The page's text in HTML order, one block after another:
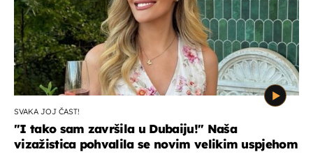
SVAKA JOJ ČAST!
"I tako sam završila u Dubaiju!" Naša
vizažistica pohvalila se novim velikim uspjehom